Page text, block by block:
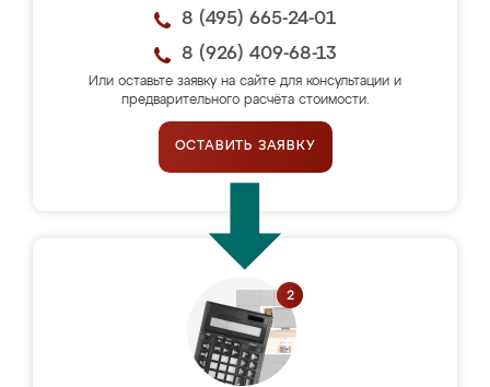
8 (495) 665-24-01
8 (926) 409-68-13
Или оставьте заявку на сайте для консультации и
предварительного расчёта стоимости.
ОСТАВИТЬ ЗАЯВКУ